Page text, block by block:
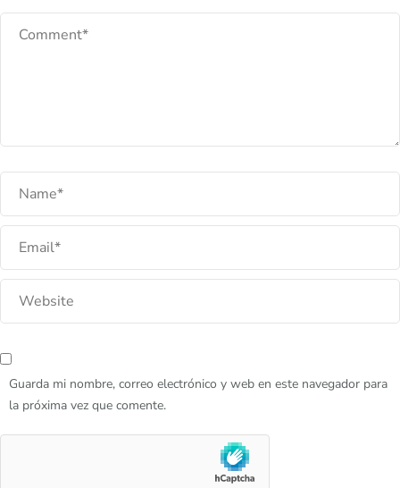
Guarda mi nombre, correo electrónico y web en este navegador para
la próxima vez que comente.